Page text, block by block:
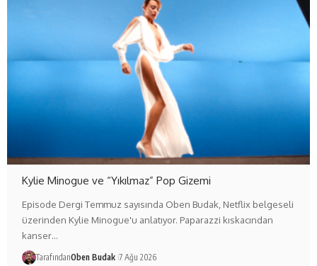
Kylie Minogue ve “Yıkılmaz” Pop Gizemi
Episode Dergi Temmuz sayısında Oben Budak, Netflix belgeseli
üzerinden Kylie Minogue'u anlatıyor. Paparazzi kıskacından
kanser…
TarafındanOben Budak 7 Ağu 2026